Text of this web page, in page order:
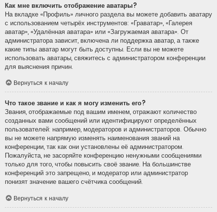
Как мне включить отображение аватары?
На вкладке «Профиль» личного раздела вы можете добавить аватару
с использованием четырёх инструментов: «Граватар», «Галерея
аватар», «Удалённая аватара» или «Загружаемая аватара». От
администратора зависит, включена ли поддержка аватар, а также
какие типы аватар могут быть доступны. Если вы не можете
использовать аватары, свяжитесь с администратором конференции
для выяснения причин.
Вернуться к началу
Что такое звание и как я могу изменить его?
Звания, отображаемые под вашим именем, отражают количество
созданных вами сообщений или идентифицируют определённых
пользователей: например, модераторов и администраторов. Обычно
вы не можете напрямую изменять наименования званий на
конференции, так как они установлены её администратором.
Пожалуйста, не засоряйте конференцию ненужными сообщениями
только для того, чтобы повысить своё звание. На большинстве
конференций это запрещено, и модератор или администратор
понизят значение вашего счётчика сообщений.
Вернуться к началу